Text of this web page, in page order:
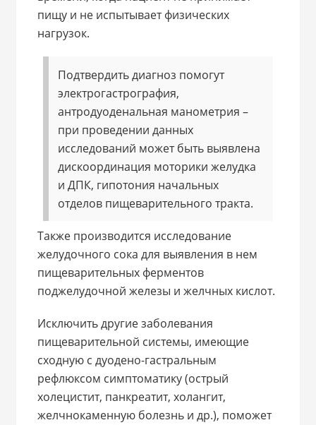
пищу и не испытывает физических
нагрузок.
Подтвердить диагноз помогут
электрогастрография,
антродуоденальная манометрия –
при проведении данных
исследований может быть выявлена
дискоординация моторики желудка
и ДПК, гипотония начальных
отделов пищеварительного тракта.
Также производится исследование
желудочного сока для выявления в нем
пищеварительных ферментов
поджелудочной железы и желчных кислот.
Исключить другие заболевания
пищеварительной системы, имеющие
сходную с дуодено-гастральным
рефлюксом симптоматику (острый
холецистит, панкреатит, холангит,
желчнокаменную болезнь и др.), поможет